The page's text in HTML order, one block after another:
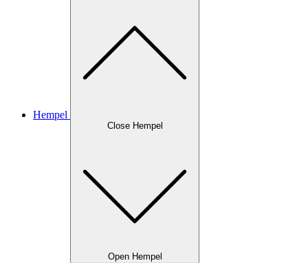
Hempel
Close Hempel
Open Hempel